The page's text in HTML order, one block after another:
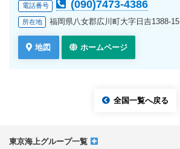
電話番号 (090)7473-4386
所在地 福岡県八女郡広川町大字日吉1388-15
地図 ホームページ
全国一覧へ戻る
東京海上グループ一覧